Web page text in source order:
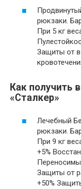
рюкзаки.
При 5 кг
Защиты от
Как получить
«Сталкер»
Лечебный
рюкзаки.
При 9 кг
+5%
Защиты от
+50%